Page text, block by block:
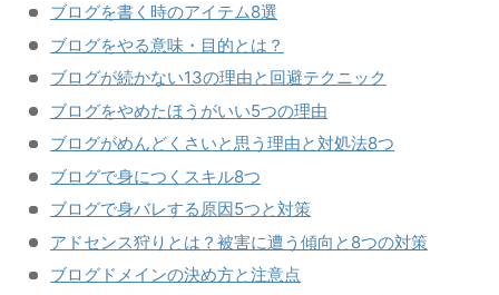
ブログを書く時のアイテム8選
ブログをやる意味・目的とは？
ブログが続かない13の理由と回避テクニック
ブログをやめたほうがいい5つの理由
ブログがめんどくさいと思う理由と対処法8つ
ブログで身につくスキル8つ
ブログで身バレする原因5つと対策
アドセンス狩りとは？被害に遭う傾向と8つの対策
ブログドメインの決め方と注意点